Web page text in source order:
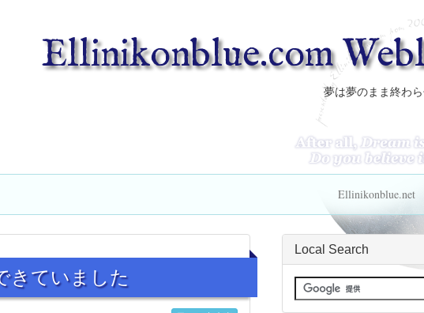
Ellinikonblue.com
夢は夢のまま終わ
Ellinikonblue.net
きていました
Local Search